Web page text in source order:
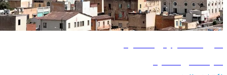
دليل السفر إلى أسمرة
تعرّف على أسمرة